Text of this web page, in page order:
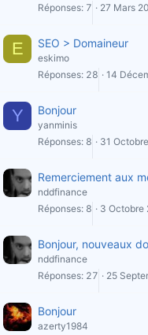
Réponses 7 27 Mars
E SEO > Domaineur
eskimo
Réponses 28 14
Y Bonjour
yanminis
Réponses 8 31
Remerciement aux
nddfinance
Réponses 8 3 Octobre
Bonjour, nouveaux
nddfinance
Réponses 27 25
Bonjour
azerty1984